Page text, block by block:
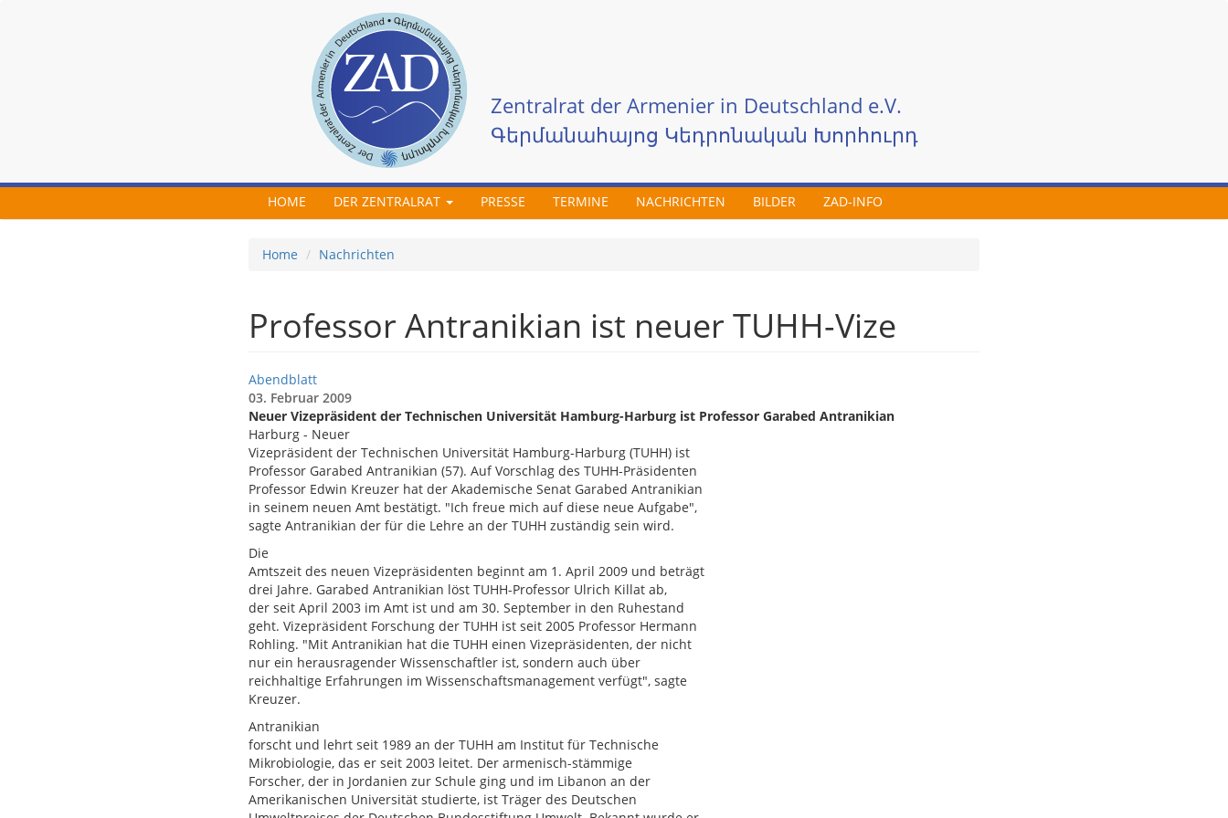
Zentralrat der Armenier in Deutschland e.V.
Գերմանահայոց Կեդրոնական Խորհուրդ
HOME DER ZENTRALRAT PRESSE TERMINE NACHRICHTEN BILDER ZAD-INFO
Home Nachrichten
Professor Antranikian ist neuer TUHH-Vize
Abendblatt
03. Februar 2009
Neuer Vizepräsident der Technischen Universität Hamburg-Harburg ist Professor Garabed Antranikian
Harburg - Neuer
Vizepräsident der Technischen Universität Hamburg-Harburg (TUHH) ist
Professor Garabed Antranikian (57). Auf Vorschlag des TUHH-Präsidenten
Professor Edwin Kreuzer hat der Akademische Senat Garabed Antranikian
in seinem neuen Amt bestätigt. "Ich freue mich auf diese neue Aufgabe",
sagte Antranikian der für die Lehre an der TUHH zuständig sein wird.
Die
Amtszeit des neuen Vizepräsidenten beginnt am 1. April 2009 und beträgt
drei Jahre. Garabed Antranikian löst TUHH-Professor Ulrich Killat ab,
der seit April 2003 im Amt ist und am 30. September in den Ruhestand
geht. Vizepräsident Forschung der TUHH ist seit 2005 Professor Hermann
Rohling. "Mit Antranikian hat die TUHH einen Vizepräsidenten, der nicht
nur ein herausragender Wissenschaftler ist, sondern auch über
reichhaltige Erfahrungen im Wissenschaftsmanagement verfügt", sagte
Kreuzer.
Antranikian
forscht und lehrt seit 1989 an der TUHH am Institut für Technische
Mikrobiologie, das er seit 2003 leitet. Der armenisch-stämmige
Forscher, der in Jordanien zur Schule ging und im Libanon an der
Amerikanischen Universität studierte, ist Träger des Deutschen